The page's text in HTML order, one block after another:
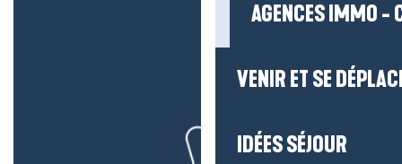
AGENCES IMMO -
VENIR ET SE
IDÉES SÉJOUR